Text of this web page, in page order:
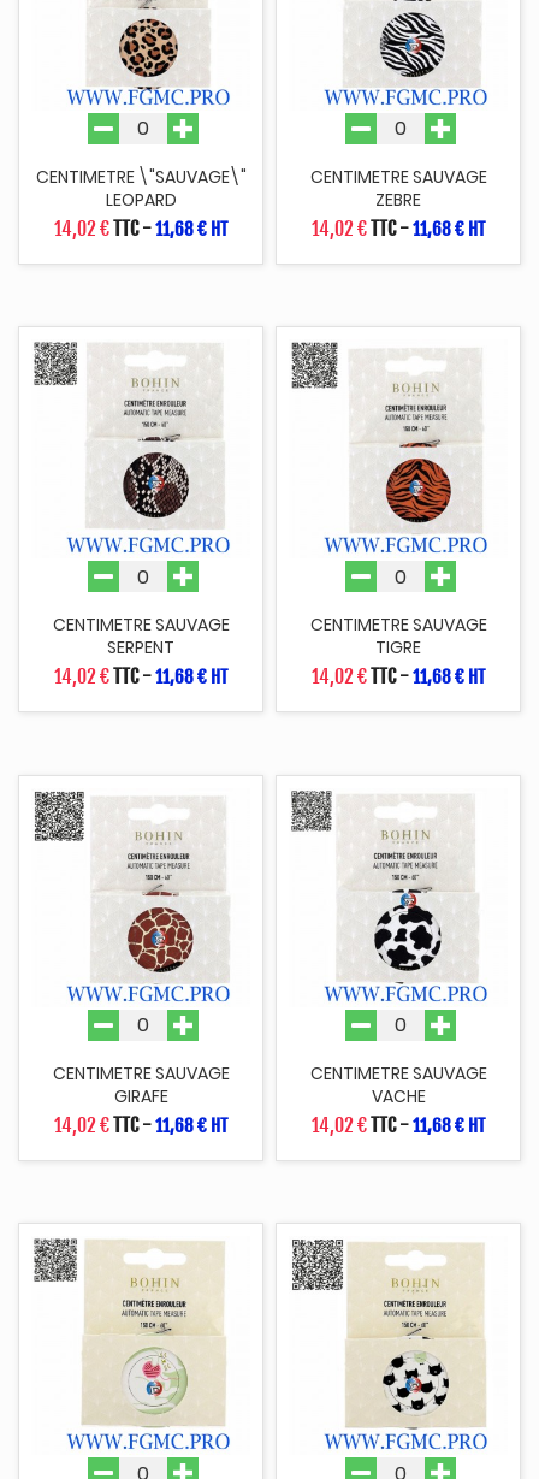
CENTIMETRE \"SAUVAGE\"
LEOPARD
14,02 €TTC-11,68 € HT
CENTIMETRE SAUVAGE
ZEBRE
14,02 €TTC-11,68 € HT
CENTIMETRE SAUVAGE
SERPENT
14,02 €TTC-11,68 € HT
CENTIMETRE SAUVAGE
TIGRE
14,02 €TTC-11,68 € HT
CENTIMETRE SAUVAGE
GIRAFE
14,02 €TTC-11,68 € HT
CENTIMETRE SAUVAGE
VACHE
14,02 €TTC-11,68 € HT